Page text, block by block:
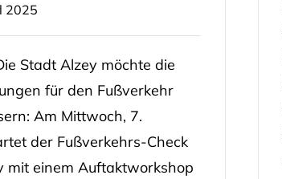
2025
Stadt Alzey möchte die
für den Fußverkehr
Am Mittwoch, 7.
der Fußverkehrs-Check
mit einem Auftaktworkshop